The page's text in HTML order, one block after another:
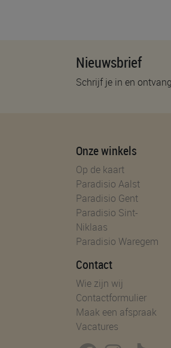
Nieuwsbrief
Schrijf je in en
Onze winkels
Op de kaart
Paradisio Aalst
Paradisio Gent
Paradisio Sint-
Niklaas
Paradisio Waregem
Contact
Wie zijn wij
Contactformulier
Maak een afspraak
Vacatures